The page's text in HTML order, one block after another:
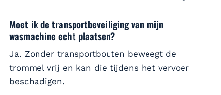
Moet ik de transportbeveiliging van mijn
wasmachine echt plaatsen?
Ja. Zonder transportbouten beweegt de
trommel vrij en kan die tijdens het vervoer
beschadigen.